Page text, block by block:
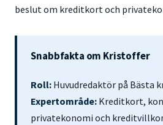
beslut om kreditkort och
Snabbfakta om Kristoffer
Roll: Huvudredaktör på Bästa
Expertområde: Kreditkort,
privatekonomi och